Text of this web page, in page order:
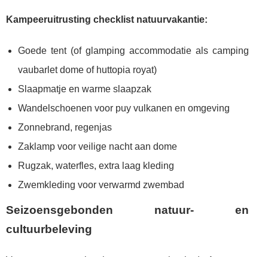
Kampeeruitrusting checklist natuurvakantie:
Goede tent (of glamping accommodatie als camping
vaubarlet dome of huttopia royat)
Slaapmatje en warme slaapzak
Wandelschoenen voor puy vulkanen en omgeving
Zonnebrand, regenjas
Zaklamp voor veilige nacht aan dome
Rugzak, waterfles, extra laag kleding
Zwemkleding voor verwarmd zwembad
Seizoensgebonden natuur- en
cultuurbeleving